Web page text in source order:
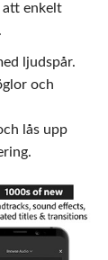
att enkelt
ljudspår.
och
lås upp